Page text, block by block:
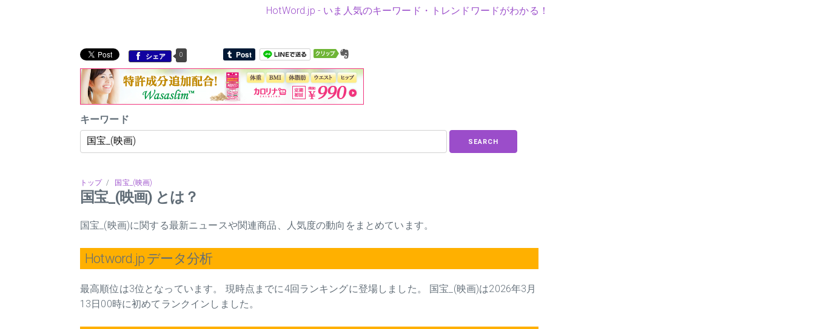
HotWord.jp - いま人気のキーワード・トレンドワードがわかる！
シェア 0
キーワード
SEARCH
トップ/ 国宝_(映画)
国宝_(映画) とは？
国宝_(映画)に関する最新ニュースや関連商品、人気度の動向をまとめています。
Hotword.jp データ分析
最高順位は3位となっています。 現時点までに4回ランキングに登場しました。 国宝_(映画)は2026年3月
13日00時に初めてランクインしました。